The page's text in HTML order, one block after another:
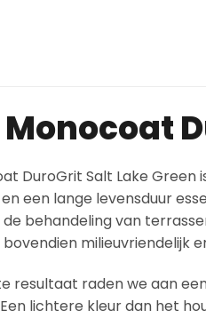
DuroGrit Salt Lake
een lange levensduur
behandeling van
milieuvriendelijk
resultaat raden we aan
lichtere kleur dan het